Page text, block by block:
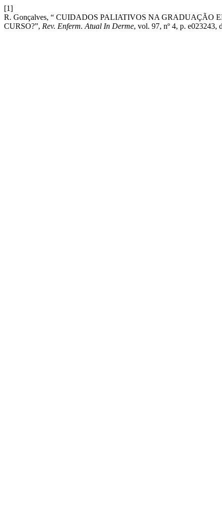
[1]
R. Gonçalves, “ CUIDADOS PALIATIVOS NA GRADUAÇÃO
CURSO?”, Rev. Enferm. Atual In Derme, vol. 97, nº 4, p. e023243,